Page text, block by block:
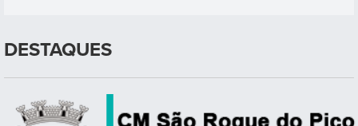
DESTAQUES